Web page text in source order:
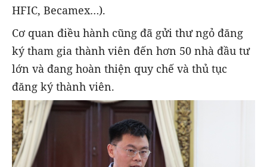
HFIC, Becamex…).
Cơ quan điều hành cũng đã gửi thư ngỏ đăng
ký tham gia thành viên đến hơn 50 nhà đầu tư
lớn và đang hoàn thiện quy chế và thủ tục
đăng ký thành viên.